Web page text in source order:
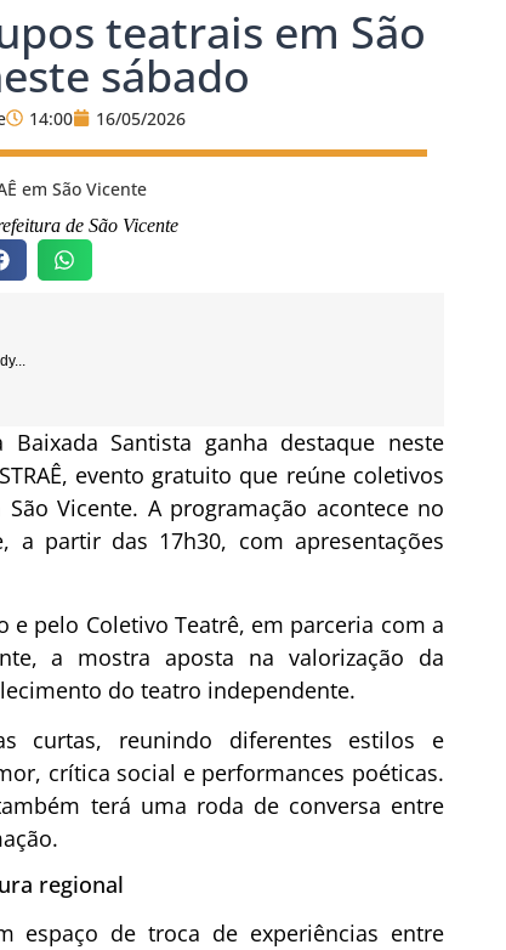
teatrais em São
sábado
14:00 16/05/2026
de São Vicente
Santista ganha destaque neste
evento gratuito que reúne coletivos
Vicente. A programação acontece no
a partir das 17h30, com apresentações
pelo Coletivo Teatrê, em parceria com a
a mostra aposta na valorização da
do teatro independente.
curtas, reunindo diferentes estilos e
crítica social e performances poéticas.
terá uma roda de conversa entre
regional
espaço de troca de experiências entre